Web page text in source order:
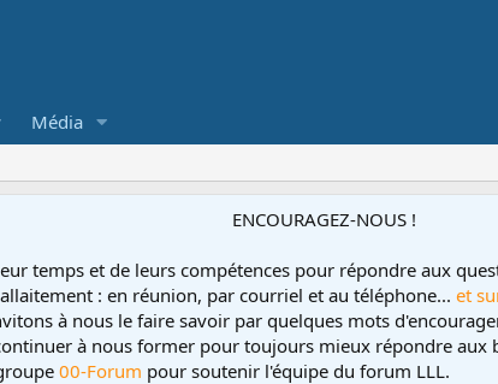
Média
ENCOURAGEZ-NOUS !
temps et de leurs compétences pour répondre aux
: en réunion, par courriel et au téléphone... et
à nous le faire savoir par quelques mots
à nous former pour toujours mieux répondre aux
00-Forum pour soutenir l'équipe du forum LLL.